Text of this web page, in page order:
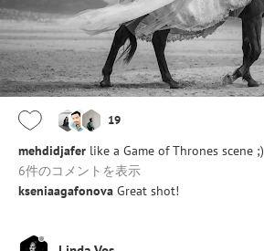
19
mehdidjafer like a Game of Thrones scene ;)
6件のコメントを表示
kseniaagafonova Great shot!